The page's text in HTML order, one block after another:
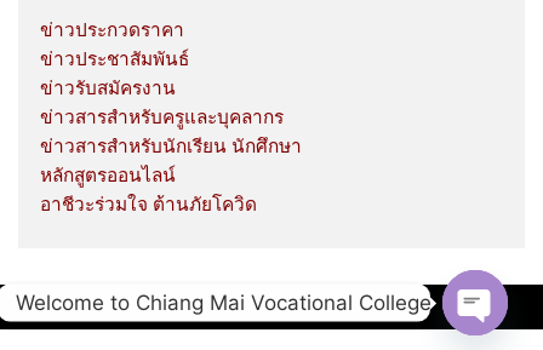
ข่าวประกวดราคา
ข่าวประชาสัมพันธ์
ข่าวรับสมัครงาน
ข่าวสารสำหรับครูและบุคลากร
ข่าวสารสำหรับนักเรียน นักศึกษา
หลักสูตรออนไลน์
อาชีวะร่วมใจ ต้านภัยโควิด
Copyright © 2020 Chiang Mai Vocational College.
Welcome to Chiang Mai Vocational College